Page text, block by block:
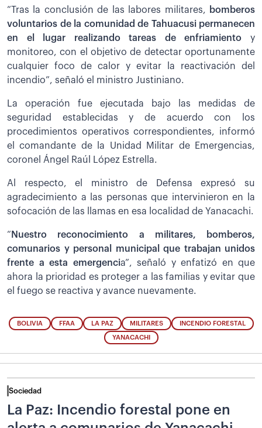
“Tras la conclusión de las labores militares,
bomberos
voluntarios de la comunidad de Tahuacusi permanecen
en el lugar realizando tareas de enfriamiento y
monitoreo, con el objetivo de detectar oportunamente
cualquier foco de calor y evitar la reactivación del
incendio”, señaló el ministro Justiniano.
La operación fue ejecutada bajo las medidas de
seguridad establecidas y de acuerdo con los
procedimientos operativos correspondientes, informó
el comandante de la Unidad Militar de Emergencias,
coronel Ángel Raúl López Estrella.
Al respecto, el ministro de Defensa expresó su
agradecimiento a las personas que intervinieron en la
sofocación de las llamas en esa localidad de Yanacachi.
“ Nuestro reconocimiento a militares, bomberos,
comunarios y personal municipal que trabajan unidos
frente a esta emergencia”, señaló y enfatizó en que
ahora la prioridad es proteger a las familias y evitar que
el fuego se reactiva y avance nuevamente.
BOLIVIA FFAA LA PAZ MILITARES INCENDIO FORESTAL
YANACACHI
Sociedad
La Paz: Incendio forestal pone en